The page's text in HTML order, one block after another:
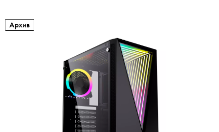
Архив